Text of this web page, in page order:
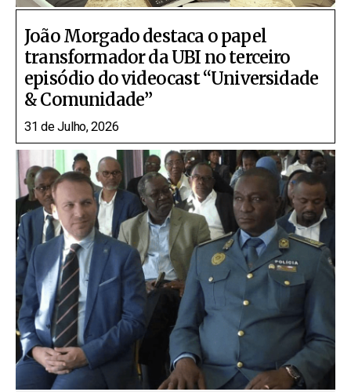
João Morgado destaca o papel
transformador da UBI no terceiro
episódio do videocast “Universidade
& Comunidade”
31 de Julho, 2026